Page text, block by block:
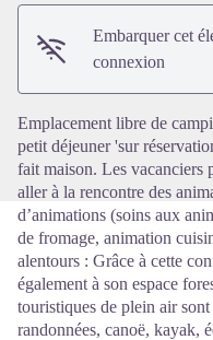
Embarquer cet
connexion
Emplacement libre de
petit déjeuner 'sur
fait maison. Les vacanciers
aller à la rencontre des
d’animations (soins aux
de fromage, animation
alentours : Grâce à cette
également à son espace
touristiques de plein air
randonnées, canoë, kayak,